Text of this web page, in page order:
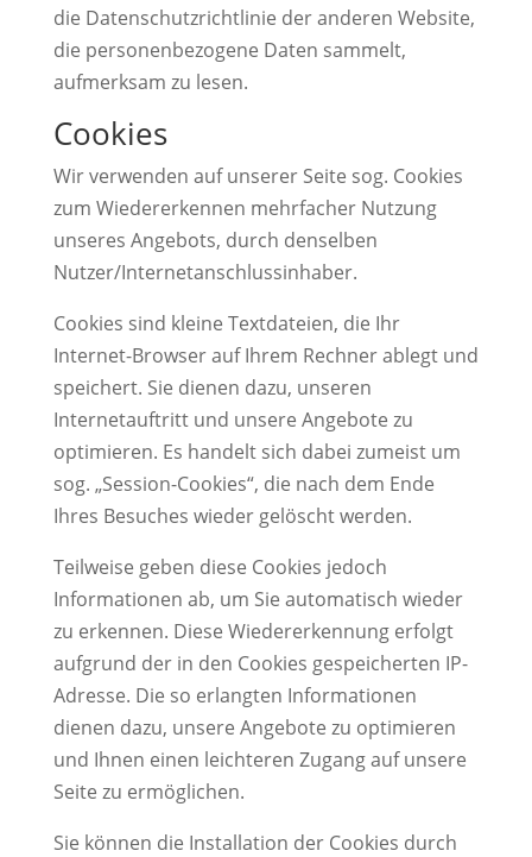
die Datenschutzrichtlinie der anderen Website,
die personenbezogene Daten sammelt,
aufmerksam zu lesen.
Cookies
Wir verwenden auf unserer Seite sog. Cookies
zum Wiedererkennen mehrfacher Nutzung
unseres Angebots, durch denselben
Nutzer/Internetanschlussinhaber.
Cookies sind kleine Textdateien, die Ihr
Internet-Browser auf Ihrem Rechner ablegt und
speichert. Sie dienen dazu, unseren
Internetauftritt und unsere Angebote zu
optimieren. Es handelt sich dabei zumeist um
sog. „Session-Cookies“, die nach dem Ende
Ihres Besuches wieder gelöscht werden.
Teilweise geben diese Cookies jedoch
Informationen ab, um Sie automatisch wieder
zu erkennen. Diese Wiedererkennung erfolgt
aufgrund der in den Cookies gespeicherten IP-
Adresse. Die so erlangten Informationen
dienen dazu, unsere Angebote zu optimieren
und Ihnen einen leichteren Zugang auf unsere
Seite zu ermöglichen.
Sie können die Installation der Cookies durch